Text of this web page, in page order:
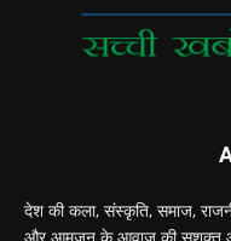
देश की कला, संस्‍कृति, समाज,